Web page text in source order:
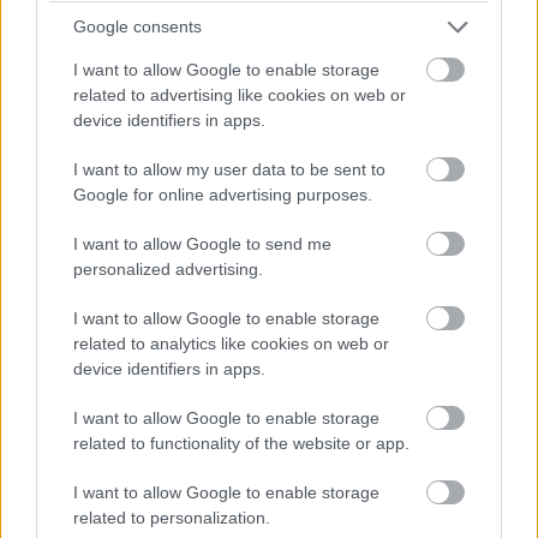
Google consents
I want to allow Google to enable storage
related to advertising like cookies on web or
device identifiers in apps.
I want to allow my user data to be sent to
Google for online advertising purposes.
I want to allow Google to send me
personalized advertising.
I want to allow Google to enable storage
related to analytics like cookies on web or
device identifiers in apps.
I want to allow Google to enable storage
related to functionality of the website or app.
I want to allow Google to enable storage
related to personalization.
järjestelmässä
talouden rutiinit missä ja milloin vain. Keskitä
kaikki taloustehtäväsi yhteen järjestelmään ja
vältä hyppäämästä edes takaisin useiden
järjestelmien välillä.
Laskutus – klikkaa ja katso miten laskutus
Ostolaskujen hallinta– klikkaa ja katso miten
hoidat ostolaskuja
– Kulujen hallinta
Palkanlaskenta– klikkaa ja katso miten maksat
Automatisoi toistuvia rutiineja
sekä kirjanpitoa
Kaikki tekemäsi jaetaan automaattisesti
sinulta vaaditaan lisätyötä
automatisoituna.
Lähetät ja vastaanotat laskut, syötät kulut ja
kuitit ja loput hoidetaan pitkälle
Käytä missä vaan ja mukauta
tarpeisiisi sopivaksi
matkapuhelimellasi.
ilmoittamisesta laskujen tarkistamiseen ja
kokeile maksutta